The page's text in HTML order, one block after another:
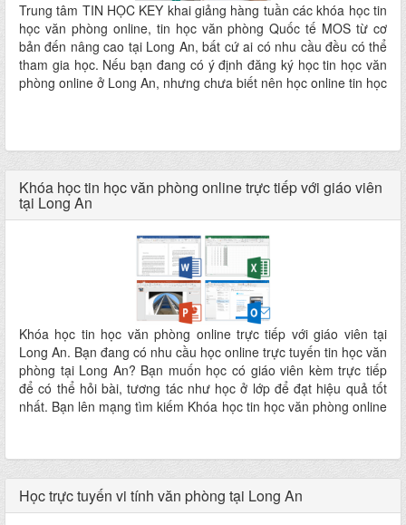
Trung tâm TIN HỌC KEY khai giảng hàng tuần các khóa học tin
học văn phòng online, tin học văn phòng Quốc tế MOS từ cơ
bản đến nâng cao tại Long An, bất cứ ai có nhu cầu đều có thể
tham gia học. Nếu bạn đang có ý định đăng ký học tin học văn
phòng online ở Long An, nhưng chưa biết nên học online tin học
Khóa học tin học văn phòng online trực tiếp với giáo viên
tại Long An
Khóa học tin học văn phòng online trực tiếp với giáo viên tại
Long An. Bạn đang có nhu cầu học online trực tuyến tin học văn
phòng tại Long An? Bạn muốn học có giáo viên kèm trực tiếp
để có thể hỏi bài, tương tác như học ở lớp để đạt hiệu quả tốt
nhất. Bạn lên mạng tìm kiếm Khóa học tin học văn phòng online
giúp bạn thành thạo tin học văn phòng từ căn bản đến nâng
cao - Khóa học tin học văn phòng online trực tiếp với giáo viên
tại Long An, 100% tương tác trực tiếp với các giáo viên đầy kinh
nghiệm của Tin Học KEY.
Học trực tuyến vi tính văn phòng tại Long An